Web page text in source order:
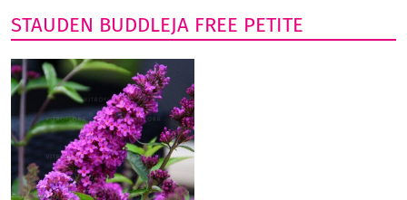
STAUDEN BUDDLEJA FREE PETITE